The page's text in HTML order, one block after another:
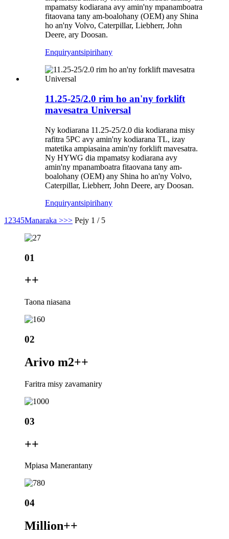
mpamatsy kodiarana avy amin'ny mpanamboatra
fitaovana tany am-boalohany (OEM) any Shina
ho an'ny Volvo, Caterpillar, Liebherr, John
Deere, ary Doosan.
Enquiryantsipirihany
11.25-25/2.0 rim ho an'ny forklift
mavesatra Universal
Ny kodiarana 11.25-25/2.0 dia kodiarana misy
rafitra 5PC avy amin'ny kodiarana TL, izay
matetika ampiasaina amin'ny forklift mavesatra.
Ny HYWG dia mpamatsy kodiarana avy
amin'ny mpanamboatra fitaovana tany am-
boalohany (OEM) any Shina ho an'ny Volvo,
Caterpillar, Liebherr, John Deere, ary Doosan.
Enquiryantsipirihany
1 2345Manaraka >>> Pejy 1 / 5
01
++
Taona niasana
02
Arivo m2++
Faritra misy zavamaniry
03
++
Mpiasa Manerantany
04
Million++